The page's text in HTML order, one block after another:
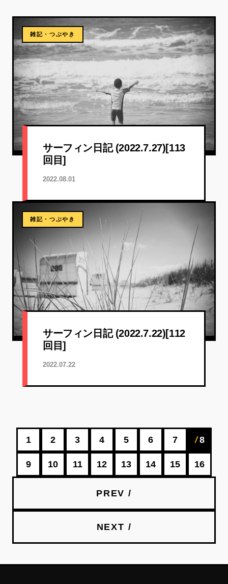
雑記・つぶやき
サーフィン日記 (2022.7.27)[113
回目]
2022.08.01
雑記・つぶやき
サーフィン日記 (2022.7.22)[112
回目]
2022.07.22
PREV /
1 2 3 4 5 6 7 8
9 10 11 12 13 14 15 16
NEXT /